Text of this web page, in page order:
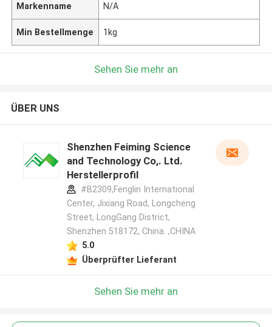
Markenname N/A
Min Bestellmenge 1kg
Sehen Sie mehr an
ÜBER UNS
Shenzhen Feiming Science
and Technology Co,. Ltd.
Herstellerprofil
#B2309,Fenglin International
Center, Jixiang Road, Longcheng
Street, LongGang District,
Shenzhen 518172, China. ,CHINA
5.0
Überprüfter Lieferant
Sehen Sie mehr an